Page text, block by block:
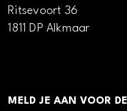
Ritsevoort 36
1811 DP Alkmaar
MELD JE AAN VOOR